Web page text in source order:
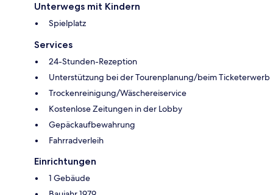
Unterwegs mit Kindern
Spielplatz
Services
24-Stunden-Rezeption
Unterstützung bei der Tourenplanung/beim Ticketerwerb
Trockenreinigung/Wäschereiservice
Kostenlose Zeitungen in der Lobby
Gepäckaufbewahrung
Fahrradverleih
Einrichtungen
1 Gebäude